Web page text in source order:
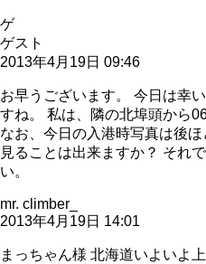
ゲ
ゲスト
2013年4月19日 09:46
お早うございます。 今日は幸
すね。 私は、隣の北埠頭から
なお、今日の入港時写真は後
見ることは出来ますか？ それ
い。
mr. climber_
2013年4月19日 14:01
まっちゃん様 北海道いよいよ